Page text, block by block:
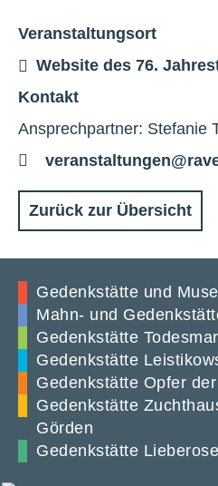
Veranstaltungsort
Website des 76.
Kontakt
Ansprechpartner: Stefanie
E-
Zurück zur Übersicht
Gedenkstätte und
Mahn- und
Gedenkstätte
Gedenkstätte
Gedenkstätte Opfer
Gedenkstätte
Görden
Gedenkstätte